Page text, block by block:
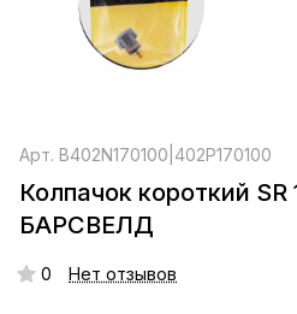
Арт. B402N170100|402P170100
Колпачок короткий SR
БАРСВЕЛД
0 Нет отзывов